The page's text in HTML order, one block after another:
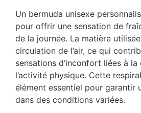
Un bermuda unisexe
pour offrir une sensation de
de la journée. La matière
circulation de l’air, ce qui
sensations d’inconfort liées à la
l’activité physique. Cette
élément essentiel pour garantir
dans des conditions variées.